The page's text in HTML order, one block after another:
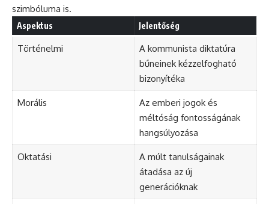
szimbóluma is.
Aspektus Jelentőség
Történelmi
A kommunista diktatúra
bűneinek kézzelfogható
bizonyítéka
Morális
Az emberi jogok és
méltóság fontosságának
hangsúlyozása
Oktatási
A múlt tanulságainak
átadása az új
generációknak